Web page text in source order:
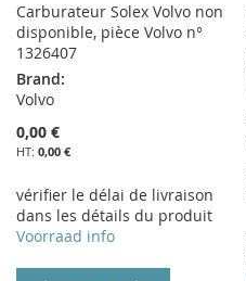
Carburateur Solex Volvo non
disponible, pièce Volvo n°
1326407
Brand:
Volvo
0,00 €
0,00 €
vérifier le délai de livraison
dans les détails du produit
Voorraad info